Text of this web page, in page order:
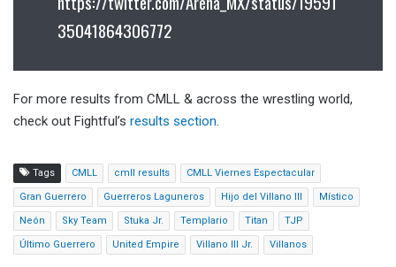
35041864306772
For more results from CMLL & across the wrestling world,
check out Fightful’s results section.
Tags CMLL cmll results CMLL Viernes Espectacular
Gran Guerrero Guerreros Laguneros Hijo del Villano III Místico
Neón Sky Team Stuka Jr. Templario Titan TJP
Último Guerrero United Empire Villano III Jr. Villanos